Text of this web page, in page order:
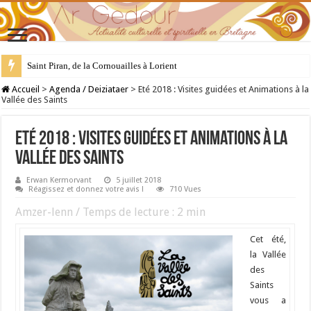
28 juillet : Saint Samson de Dol, père de la Bretagne chrétienne
Accueil > Agenda / Deiziataer > Eté 2018 : Visites guidées et Animations à la
Vallée des Saints
Eté 2018 : Visites guidées et Animations à la
Vallée des Saints
Erwan Kermorvant
5 juillet 2018
Réagissez et donnez votre avis !
710 Vues
Amzer-lenn / Temps de lecture : 2 min
Cet été,
la Vallée
des
Saints
vous a